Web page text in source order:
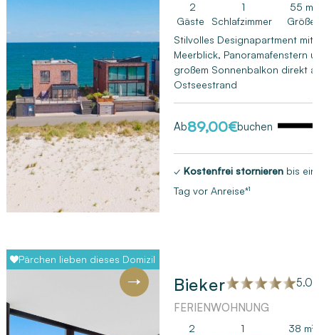
2
Gäste
1
Schlafzimmer
55 m²
Größe
Stilvolles Designapartment mit
Meerblick, Panoramafenstern
großem Sonnenbalkon direkt
Ostseestrand
Ab89,00€buchen
✓ Kostenfrei stornieren bis
Tag vor Anreise*¹
Pärchen lieben dieses Domizil
Bieker
5.0
FERIENWOHNUNG
2
1
38 m²